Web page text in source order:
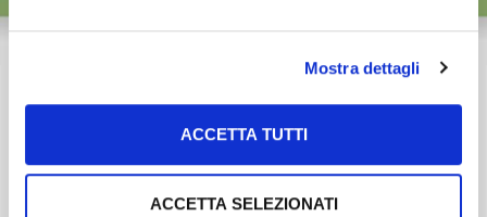
Mostra dettagli
ACCETTA TUTTI
ACCETTA SELEZIONATI